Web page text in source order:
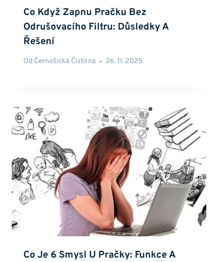
Co Když Zapnu Pračku Bez
Odrušovacího Filtru: Důsledky A
Řešení
Od Černošická Čistírna 26. 11. 2025
Co Je 6 Smysl U Pračky: Funkce A